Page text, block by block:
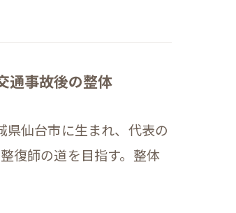
通事故後の整体
仙台市に生まれ、代表の
復師の道を目指す。整体